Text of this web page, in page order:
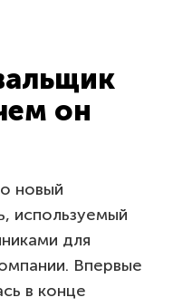
он
новый
используемый
для
Впервые
в конце